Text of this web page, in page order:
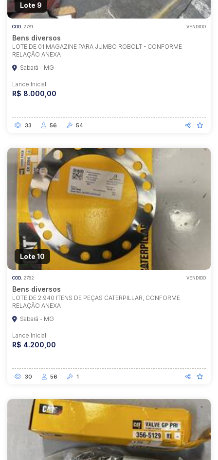
Lote 9
COD. 2781 VENDIDO
Bens diversos
LOTE DE 01 MAGAZINE PARA JUMBO ROBOLT - CONFORME
RELAÇÃO ANEXA
Sabará - MG
Lance Inicial
R$ 8.000,00
33 56 54
Lote 10
COD. 2782 VENDIDO
Bens diversos
LOTE DE 2.940 ITENS DE PEÇAS CATERPILLAR, CONFORME
RELAÇÃO ANEXA
Sabará - MG
Lance Inicial
R$ 4.200,00
30 56 1